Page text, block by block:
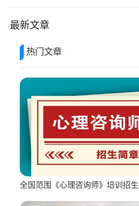
最新文章
热门文章
全国范围《心理咨询师》培训招